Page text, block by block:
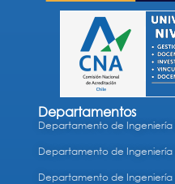
Departamentos
Departamento de Ingeniería
Departamento de Ingeniería
Departamento de